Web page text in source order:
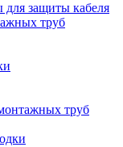
защиты кабеля
труб
труб